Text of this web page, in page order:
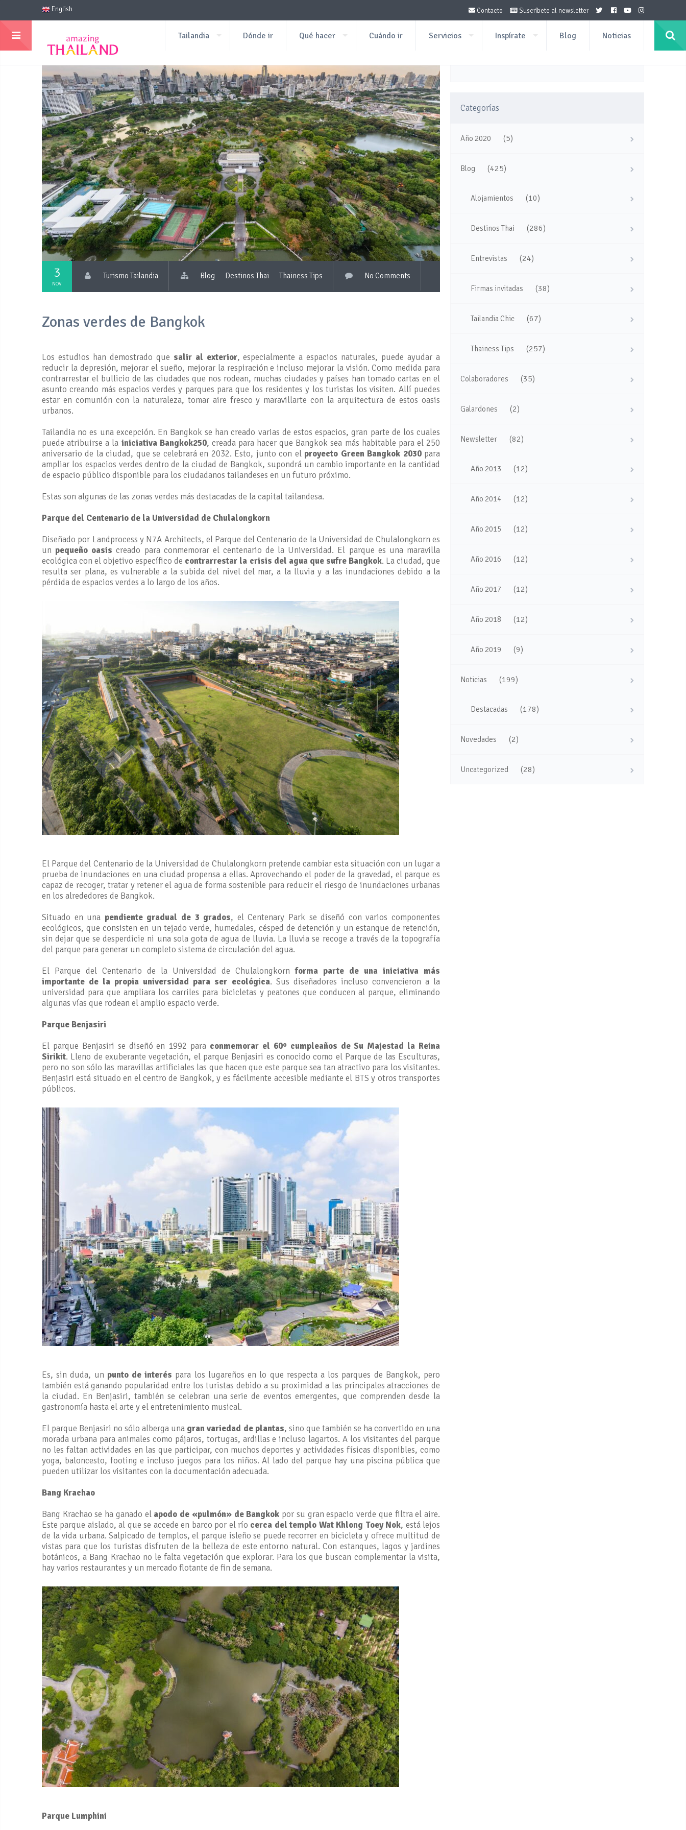
English Contacto Suscríbete al newsletter
Tailandia Dónde ir Qué hacer Cuándo ir Servicios Inspírate Blog Noticias
3
NOV
Turismo Tailandia Blog Destinos Thai Thainess Tips No Comments
Zonas verdes de Bangkok
Los estudios han demostrado que salir al exterior, especialmente a espacios naturales, puede ayudar a
reducir la depresión, mejorar el sueño, mejorar la respiración e incluso mejorar la visión. Como medida para
contrarrestar el bullicio de las ciudades que nos rodean, muchas ciudades y países han tomado cartas en el
asunto creando más espacios verdes y parques para que los residentes y los turistas los visiten. Allí puedes
estar en comunión con la naturaleza, tomar aire fresco y maravillarte con la arquitectura de estos oasis
urbanos.
Tailandia no es una excepción. En Bangkok se han creado varias de estos espacios, gran parte de los cuales
puede atribuirse a la iniciativa Bangkok250, creada para hacer que Bangkok sea más habitable para el 250
aniversario de la ciudad, que se celebrará en 2032. Esto, junto con el proyecto Green Bangkok 2030para
ampliar los espacios verdes dentro de la ciudad de Bangkok, supondrá un cambio importante en la cantidad
de espacio público disponible para los ciudadanos tailandeses en un futuro próximo.
Estas son algunas de las zonas verdes más destacadas de la capital tailandesa.
Parque del Centenario de la Universidad de Chulalongkorn
Diseñado por Landprocess y N7A Architects, el Parque del Centenario de la Universidad de Chulalongkorn es
un pequeño oasis creado para conmemorar el centenario de la Universidad. El parque es una maravilla
ecológica con el objetivo específico de contrarrestar la crisis del agua que sufre Bangkok. La ciudad, que
resulta ser plana, es vulnerable a la subida del nivel del mar, a la lluvia y a las inundaciones debido a la
pérdida de espacios verdes a lo largo de los años.
El Parque del Centenario de la Universidad de Chulalongkorn pretende cambiar esta situación con un lugar a
prueba de inundaciones en una ciudad propensa a ellas. Aprovechando el poder de la gravedad, el parque es
capaz de recoger, tratar y retener el agua de forma sostenible para reducir el riesgo de inundaciones urbanas
en los alrededores de Bangkok.
Situado en una pendiente gradual de 3 grados, el Centenary Park se diseñó con varios componentes
ecológicos, que consisten en un tejado verde, humedales, césped de detención y un estanque de retención,
sin dejar que se desperdicie ni una sola gota de agua de lluvia. La lluvia se recoge a través de la topografía
del parque para generar un completo sistema de circulación del agua.
El Parque del Centenario de la Universidad de Chulalongkornforma parte de una iniciativa más
importante de la propia universidad para ser ecológica. Sus diseñadores incluso convencieron a la
universidad para que ampliara los carriles para bicicletas y peatones que conducen al parque, eliminando
algunas vías que rodean el amplio espacio verde.
Parque Benjasiri
El parque Benjasiri se diseñó en 1992 para conmemorar el 60º cumpleaños de Su Majestad la Reina
Sirikit. Lleno de exuberante vegetación, el parque Benjasiri es conocido como el Parque de las Esculturas,
pero no son sólo las maravillas artificiales las que hacen que este parque sea tan atractivo para los visitantes.
Benjasiri está situado en el centro de Bangkok, y es fácilmente accesible mediante el BTS y otros transportes
públicos.
Es, sin duda, un punto de interés para los lugareños en lo que respecta a los parques de Bangkok, pero
también está ganando popularidad entre los turistas debido a su proximidad a las principales atracciones de
la ciudad. En Benjasiri, también se celebran una serie de eventos emergentes, que comprenden desde la
gastronomía hasta el arte y el entretenimiento musical.
El parque Benjasiri no sólo alberga una gran variedad de plantas, sino que también se ha convertido en una
morada urbana para animales como pájaros, tortugas, ardillas e incluso lagartos. A los visitantes del parque
no les faltan actividades en las que participar, con muchos deportes y actividades físicas disponibles, como
yoga, baloncesto, footing e incluso juegos para los niños. Al lado del parque hay una piscina pública que
pueden utilizar los visitantes con la documentación adecuada.
Bang Krachao
Bang Krachao se ha ganado el apodo de «pulmón» de Bangkok por su gran espacio verde que filtra el aire.
Este parque aislado, al que se accede en barco por el río cerca del templo Wat Khlong Toey Nok, está lejos
de la vida urbana. Salpicado de templos, el parque isleño se puede recorrer en bicicleta y ofrece multitud de
vistas para que los turistas disfruten de la belleza de este entorno natural. Con estanques, lagos y jardines
botánicos, a Bang Krachao no le falta vegetación que explorar. Para los que buscan complementar la visita,
hay varios restaurantes y un mercado flotante de fin de semana.
Parque Lumphini
Categorías
Año 2020 (5)
Blog (425)
Alojamientos (10)
Destinos Thai (286)
Entrevistas (24)
Firmas invitadas (38)
Tailandia Chic (67)
Thainess Tips (257)
Colaboradores (35)
Galardones (2)
Newsletter (82)
Año 2013 (12)
Año 2014 (12)
Año 2015 (12)
Año 2016 (12)
Año 2017 (12)
Año 2018 (12)
Año 2019 (9)
Noticias (199)
Destacadas (178)
Novedades (2)
Uncategorized (28)